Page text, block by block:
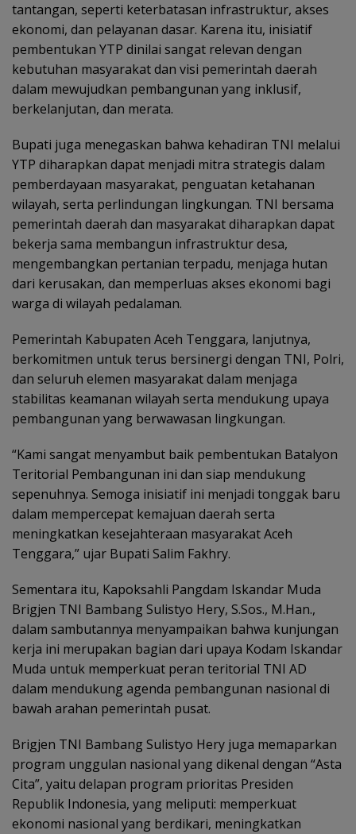
tantangan, seperti keterbatasan infrastruktur, akses
ekonomi, dan pelayanan dasar. Karena itu, inisiatif
pembentukan YTP dinilai sangat relevan dengan
kebutuhan masyarakat dan visi pemerintah daerah
dalam mewujudkan pembangunan yang inklusif,
berkelanjutan, dan merata.
Bupati juga menegaskan bahwa kehadiran TNI melalui
YTP diharapkan dapat menjadi mitra strategis dalam
pemberdayaan masyarakat, penguatan ketahanan
wilayah, serta perlindungan lingkungan. TNI bersama
pemerintah daerah dan masyarakat diharapkan dapat
bekerja sama membangun infrastruktur desa,
mengembangkan pertanian terpadu, menjaga hutan
dari kerusakan, dan memperluas akses ekonomi bagi
warga di wilayah pedalaman.
Pemerintah Kabupaten Aceh Tenggara, lanjutnya,
berkomitmen untuk terus bersinergi dengan TNI, Polri,
dan seluruh elemen masyarakat dalam menjaga
stabilitas keamanan wilayah serta mendukung upaya
pembangunan yang berwawasan lingkungan.
“Kami sangat menyambut baik pembentukan Batalyon
Teritorial Pembangunan ini dan siap mendukung
sepenuhnya. Semoga inisiatif ini menjadi tonggak baru
dalam mempercepat kemajuan daerah serta
meningkatkan kesejahteraan masyarakat Aceh
Tenggara,” ujar Bupati Salim Fakhry.
Sementara itu, Kapoksahli Pangdam Iskandar Muda
Brigjen TNI Bambang Sulistyo Hery, S.Sos., M.Han.,
dalam sambutannya menyampaikan bahwa kunjungan
kerja ini merupakan bagian dari upaya Kodam Iskandar
Muda untuk memperkuat peran teritorial TNI AD
dalam mendukung agenda pembangunan nasional di
bawah arahan pemerintah pusat.
Brigjen TNI Bambang Sulistyo Hery juga memaparkan
program unggulan nasional yang dikenal dengan “Asta
Cita”, yaitu delapan program prioritas Presiden
Republik Indonesia, yang meliputi: memperkuat
ekonomi nasional yang berdikari, meningkatkan